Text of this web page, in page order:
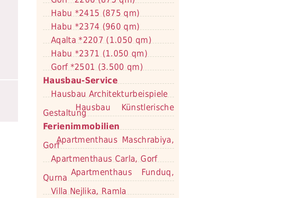
Habu *2415 (875 qm)
Habu *2374 (960 qm)
Aqalta *2207 (1.050 qm)
Habu *2371 (1.050 qm)
Gorf *2501 (3.500 qm)
Hausbau-Service
Hausbau Architekturbeispiele
Hausbau Künstlerische
Gestaltung
Ferienimmobilien
Apartmenthaus Maschrabiya,
Gorf
Apartmenthaus Carla, Gorf
Apartmenthaus Funduq,
Qurna
Villa Nejlika, Ramla